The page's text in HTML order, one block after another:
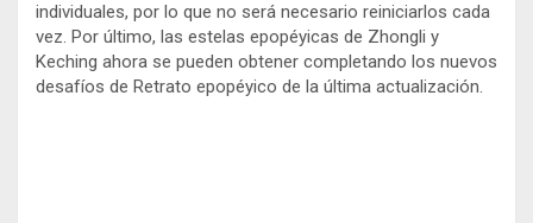
individuales, por lo que no será necesario reiniciarlos cada
vez. Por último, las estelas epopéyicas de Zhongli y
Keching ahora se pueden obtener completando los nuevos
desafíos de Retrato epopéyico de la última actualización.